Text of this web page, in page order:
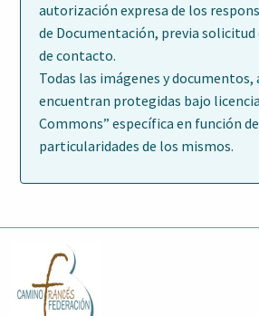
autorización expresa de los
de Documentación, previa solicitud
de contacto.
Todas las imágenes y documentos,
encuentran protegidas bajo
Commons” específica en función
particularidades de los mismos.